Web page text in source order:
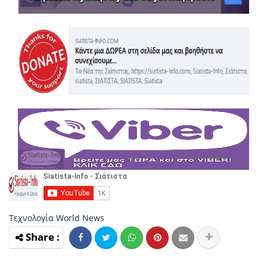
Τεχνολογία World News